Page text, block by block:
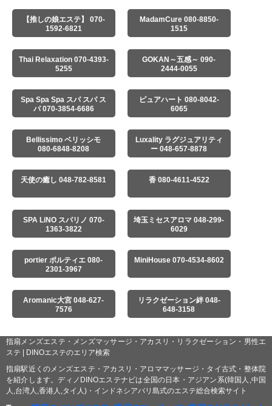
【推しの娘エステ】 070-
1592-6821
MadamCure 080-8850-
1515
Thai Relaxation 070-4393-
5255
GOKAN～五感～ 090-
2444-0055
Spa Spa Spa スパ スパ ス
パ 070-3854-6686
ピュアハート 080-8042-
6065
Bellissimo ベリッシモ
080-6848-8208
Luxality ラグジュアリティ
ー 048-657-8878
天使の癒し 048-782-8581 香 080-4611-4522
SPA LiNO スパリノ 070-
1363-3822
埼玉ミセスアロマ 048-299-
6029
portier ポルティエ 080-
2301-3967
MiniHouse 070-4534-8602
Aromanic大宮 048-627-
7576
リラクゼーション絆 048-
648-3158
指扇メンズエステ・メンズマッサージ・アカスリ・リラクゼーション・男性エ
ステ | DINOエステのエリア検索
指扇駅近くのメンズエステ・アカスリ・アロママッサージ・タイ古式・整体院
を紹介します。ディノDINOエステナビは全国の日本・アジアン系(韓国人,中国
人,台湾人,香港人,タイ人)・インドネシアバリ島式のエステ総合検索サイト